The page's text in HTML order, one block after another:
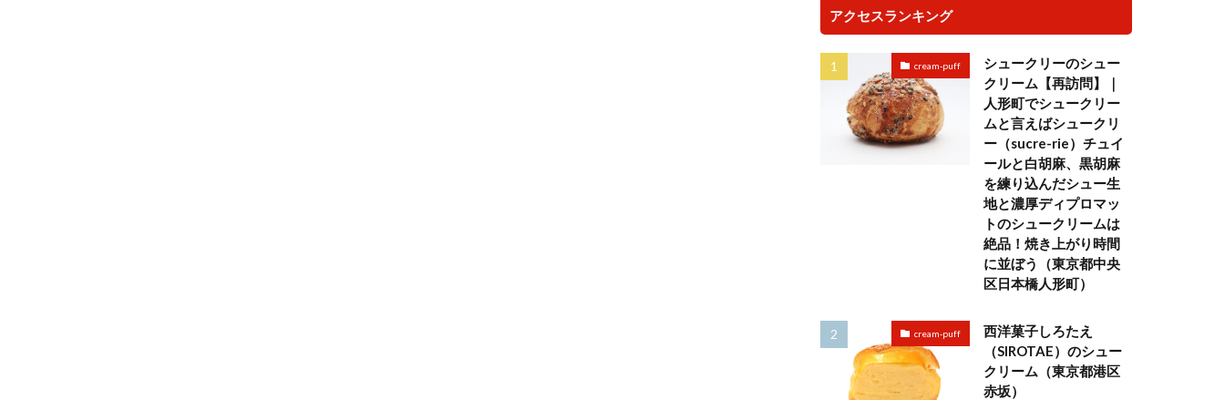
アクセスランキング
cream-puff
シュークリーのシュー
クリーム【再訪問】｜
人形町でシュークリー
ムと言えばシュークリ
ー（sucre-rie）チュイ
ールと白胡麻、黒胡麻
を練り込んだシュー生
地と濃厚ディプロマッ
トのシュークリームは
絶品！焼き上がり時間
に並ぼう（東京都中央
区日本橋人形町）
cream-puff
西洋菓子しろたえ
（SIROTAE）のシュー
クリーム（東京都港区
赤坂）